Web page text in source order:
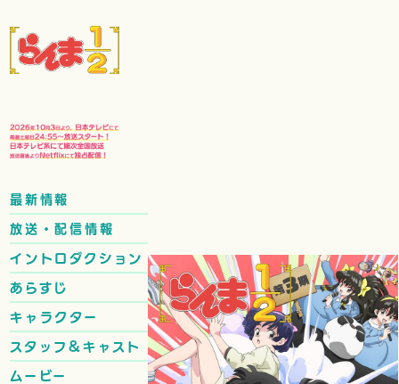
最新情報
放送・配信情報
イントロダクション
あらすじ
キャラクター
スタッフ&キャスト
ムービー